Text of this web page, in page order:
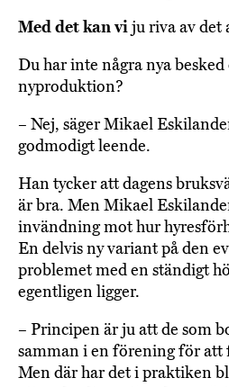
Med det kan viju riva av det
Du har inte några nya
nyproduktion?
– Nej, säger Mikael
godmodigt leende.
Han tycker att dagens
är bra. Men Mikael
invändning mot hur
En delvis ny variant på den
problemet med en ständigt
egentligen ligger.
– Principen är ju att de som
samman i en förening för att
Men där har det i praktiken